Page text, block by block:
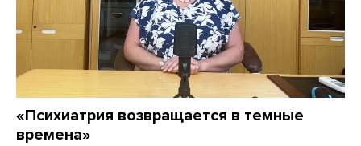
«Психиатрия возвращается в темные
времена»